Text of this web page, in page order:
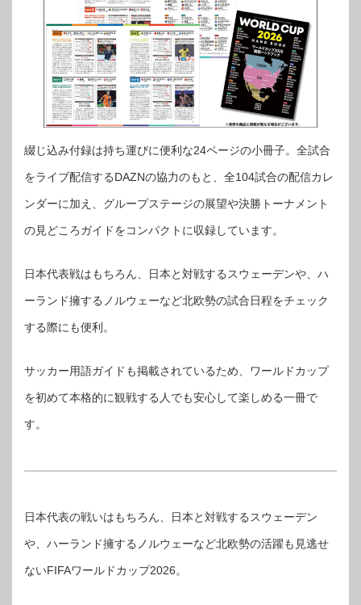
綴じ込み付録は持ち運びに便利な24ページの小冊子。全試合
をライブ配信するDAZNの協力のもと、全104試合の配信カレ
ンダーに加え、グループステージの展望や決勝トーナメント
の見どころガイドをコンパクトに収録しています。
日本代表戦はもちろん、日本と対戦するスウェーデンや、ハ
ーランド擁するノルウェーなど北欧勢の試合日程をチェック
する際にも便利。
サッカー用語ガイドも掲載されているため、ワールドカップ
を初めて本格的に観戦する人でも安心して楽しめる一冊で
す。
日本代表の戦いはもちろん、日本と対戦するスウェーデン
や、ハーランド擁するノルウェーなど北欧勢の活躍も見逃せ
ないFIFAワールドカップ2026。